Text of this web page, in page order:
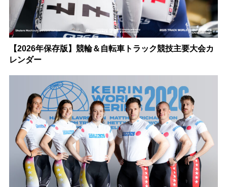
【2026年保存版】競輪＆自転車トラック競技主要大会カ
レンダー